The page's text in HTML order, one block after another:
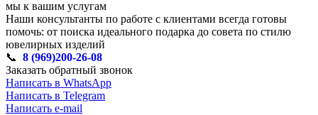
мы к вашим услугам
Наши консультанты по работе с клиентами всегда готовы
помочь: от поиска идеального подарка до совета по стилю
ювелирных изделий
📞 8 (969)200-26-08
Заказать обратный звонок
Написать в WhatsApp
Написать в Telegram
Написать e-mail